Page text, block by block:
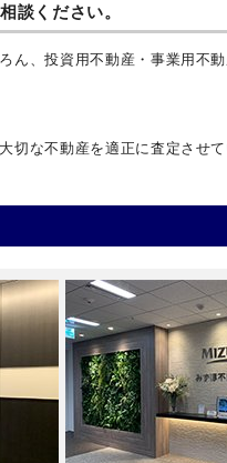
談ください。
ん、投資用不動産・事業用不
切な不動産を適正に査定させて